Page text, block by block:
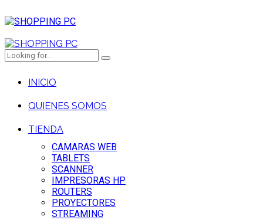
INICIO
QUIENES SOMOS
TIENDA
CAMARAS WEB
TABLETS
SCANNER
IMPRESORAS HP
ROUTERS
PROYECTORES
STREAMING